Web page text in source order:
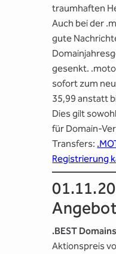
traumhaften
Auch bei der
gute
gesenkt.
sofort zum
35,99 anstatt
Dies gilt
für Domain-
Transfers:
Registrierung
.BEST Domains
Aktionspreis